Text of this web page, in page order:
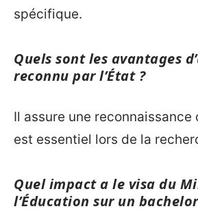
spécifique.
Quels sont les avantages
reconnu par l’État ?
Il assure une
est essentiel lors de la
Quel impact a le visa du
l’Éducation sur un